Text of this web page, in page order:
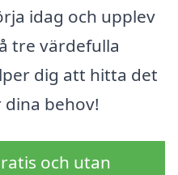
idag och upplev
tre värdefulla
dig att hitta det
behov!
och utan